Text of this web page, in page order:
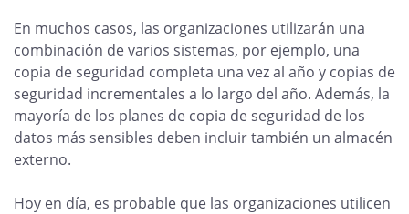
En muchos casos, las organizaciones utilizarán una
combinación de varios sistemas, por ejemplo, una
copia de seguridad completa una vez al año y copias de
seguridad incrementales a lo largo del año. Además, la
mayoría de los planes de copia de seguridad de los
datos más sensibles deben incluir también un almacén
externo.
Hoy en día, es probable que las organizaciones utilicen